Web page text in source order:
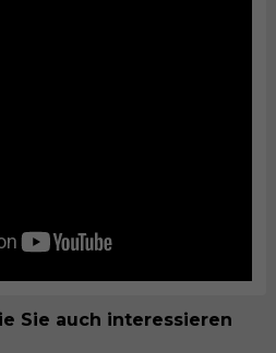
Sie auch interessieren